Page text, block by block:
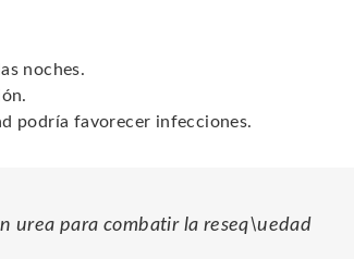
noches.
podría favorecer infecciones.
urea para combatir la reseq\uedad